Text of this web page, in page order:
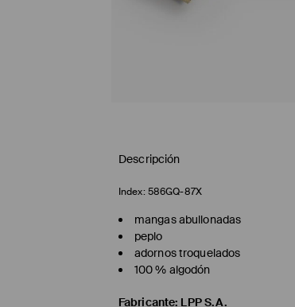
Descripción
Index: 586GQ-87X
mangas abullonadas
peplo
adornos troquelados
100 % algodón
Fabricante: LPP S.A.